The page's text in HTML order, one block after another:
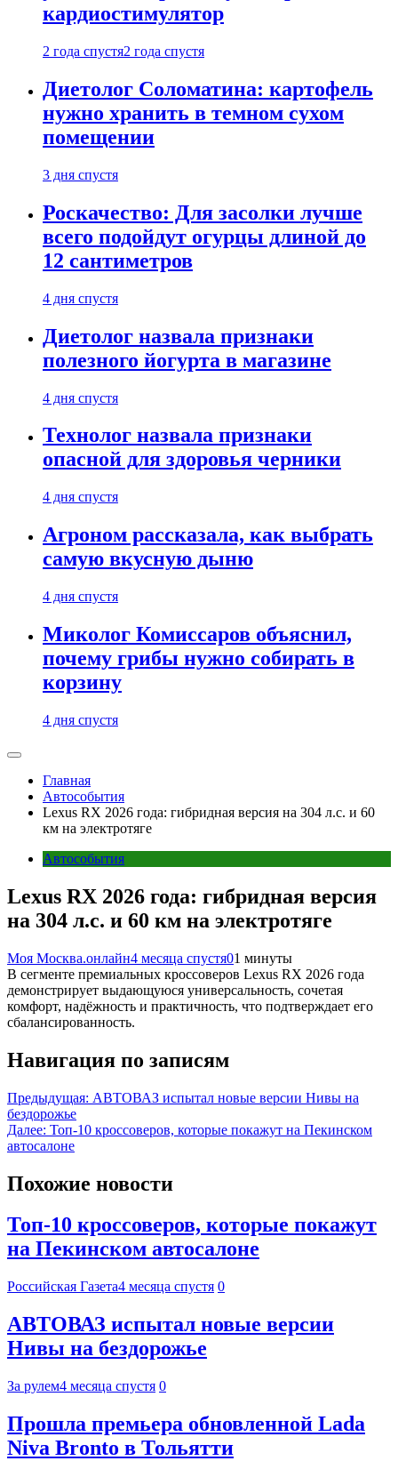
кардиостимулятор
2 года спустя2 года спустя
Диетолог Соломатина: картофель
нужно хранить в темном сухом
помещении
3 дня спустя
Роскачество: Для засолки лучше
всего подойдут огурцы длиной до
12 сантиметров
4 дня спустя
Диетолог назвала признаки
полезного йогурта в магазине
4 дня спустя
Технолог назвала признаки
опасной для здоровья черники
4 дня спустя
Агроном рассказала, как выбрать
самую вкусную дыню
4 дня спустя
Миколог Комиссаров объяснил,
почему грибы нужно собирать в
корзину
4 дня спустя
Главная
Автособытия
Lexus RX 2026 года: гибридная версия на 304 л.с. и 60
км на электротяге
Автособытия
Lexus RX 2026 года: гибридная версия
на 304 л.с. и 60 км на электротяге
Моя Москва.онлайн4 месяца спустя01 минуты
В сегменте премиальных кроссоверов Lexus RX 2026 года
демонстрирует выдающуюся универсальность, сочетая
комфорт, надёжность и практичность, что подтверждает его
сбалансированность.
Навигация по записям
Предыдущая: АВТОВАЗ испытал новые версии Нивы на
бездорожье
Далее: Топ-10 кроссоверов, которые покажут на Пекинском
автосалоне
Похожие новости
Топ-10 кроссоверов, которые покажут
на Пекинском автосалоне
Российская Газета4 месяца спустя 0
АВТОВАЗ испытал новые версии
Нивы на бездорожье
За рулем4 месяца спустя 0
Прошла премьера обновленной Lada
Niva Bronto в Тольятти